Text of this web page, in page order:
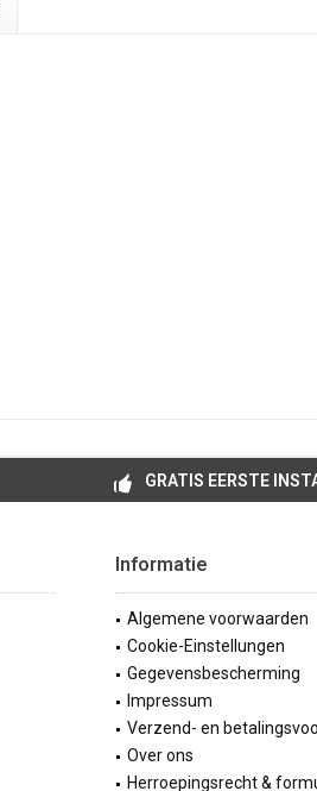
GRATIS EERSTE
Informatie
Algemene voorwaarden
Cookie-Einstellungen
Gegevensbescherming
Impressum
Verzend- en
Over ons
Herroepingsrecht &